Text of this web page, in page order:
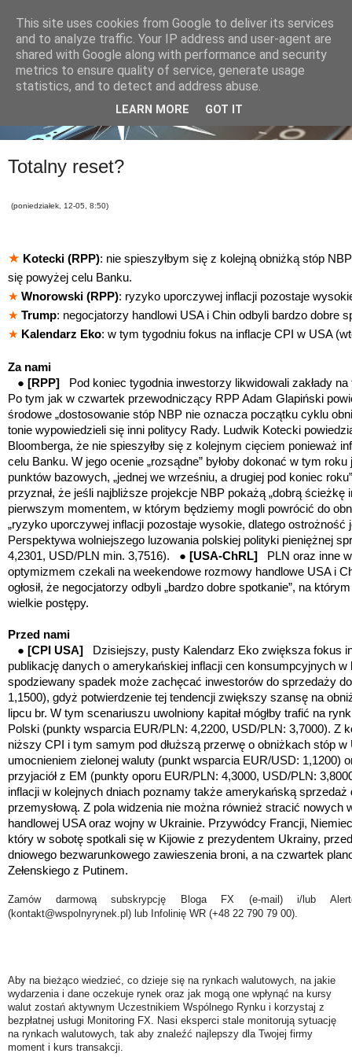
Totalny reset?
(poniedziałek, 12-05, 8:50)
★ Kotecki (RPP): nie spieszyłbym się z kolejną obniżką stóp
się powyżej celu Banku.
★ Wnorowski (RPP): ryzyko uporczywej inflacji pozostaje
★ Trump: negocjatorzy handlowi USA i Chin odbyli bardzo dobre
★ Kalendarz Eko: w tym tygodniu fokus na inflacje CPI w USA
Za nami
● [RPP] Pod koniec tygodnia inwestorzy likwidowali zakłady
Po tym jak w czwartek przewodniczący RPP Adam Glapiński
środowe „dostosowanie stóp NBP nie oznacza początku cyklu
tonie wypowiedzieli się inni politycy Rady. Ludwik Kotecki
Bloomberga, że nie spieszyłby się z kolejnym cięciem ponieważ
celu Banku. W jego ocenie „rozsądne” byłoby dokonać w tym
punktów bazowych, „jednej we wrześniu, a drugiej pod koniec
przyznał, że jeśli najbliższe projekcje NBP pokażą „dobrą ścieżkę
pierwszym momentem, w którym będziemy mogli powrócić do
„ryzyko uporczywej inflacji pozostaje wysokie, dlatego ostrożność
Perspektywa wolniejszego luzowania polskiej polityki pieniężnej
4,2301, USD/PLN min. 3,7516). ● [USA-ChRL] PLN oraz inne
optymizmem czekali na weekendowe rozmowy handlowe USA i
ogłosił, że negocjatorzy odbyli „bardzo dobre spotkanie”, na
wielkie postępy.
Przed nami
● [CPI USA] Dzisiejszy, pusty Kalendarz Eko zwiększa fokus
publikację danych o amerykańskiej inflacji cen konsumpcyjnych w
spodziewany spadek może zachęcać inwestorów do sprzedaży
1,1500), gdyż potwierdzenie tej tendencji zwiększy szansę na
lipcu br. W tym scenariuszu uwolniony kapitał mógłby trafić na
Polski (punkty wsparcia EUR/PLN: 4,2200, USD/PLN: 3,7000). Z
niższy CPI i tym samym pod dłuższą przerwę o obniżkach stóp
umocnieniem zielonej waluty (punkt wsparcia EUR/USD: 1,1200)
przyjaciół z EM (punkty oporu EUR/PLN: 4,3000, USD/PLN:
inflacji w kolejnych dniach poznamy także amerykańską sprzedaż
przemysłową. Z pola widzenia nie można również stracić nowych
handlowej USA oraz wojny w Ukrainie. Przywódcy Francji,
który w sobotę spotkali się w Kijowie z prezydentem Ukrainy,
dniowego bezwarunkowego zawieszenia broni, a na czwartek
Zełenskiego z Putinem.
Zamów darmową subskrypcję Bloga FX (e-mail) i/lub
(kontakt@wspolnyrynek.pl) lub Infolinię WR (+48 22 790 79 00).
Aby na bieżąco wiedzieć, co dzieje się na rynkach walutowych, na jakie
wydarzenia i dane oczekuje rynek oraz jak mogą one wpłynąć na kursy
walut zostań aktywnym Uczestnikiem Wspólnego Rynku i korzystaj z
bezpłatnej usługi Monitoring FX. Nasi eksperci stale monitorują sytuację
na rynkach walutowych, tak aby znaleźć najlepszy dla Twojej firmy
moment i kurs transakcji.
This site uses cookies from Google to deliver its services
and to analyze traffic. Your IP address and user-agent are
shared with Google along with performance and security
metrics to ensure quality of service, generate usage
statistics, and to detect and address abuse.
LEARN MORE GOT IT